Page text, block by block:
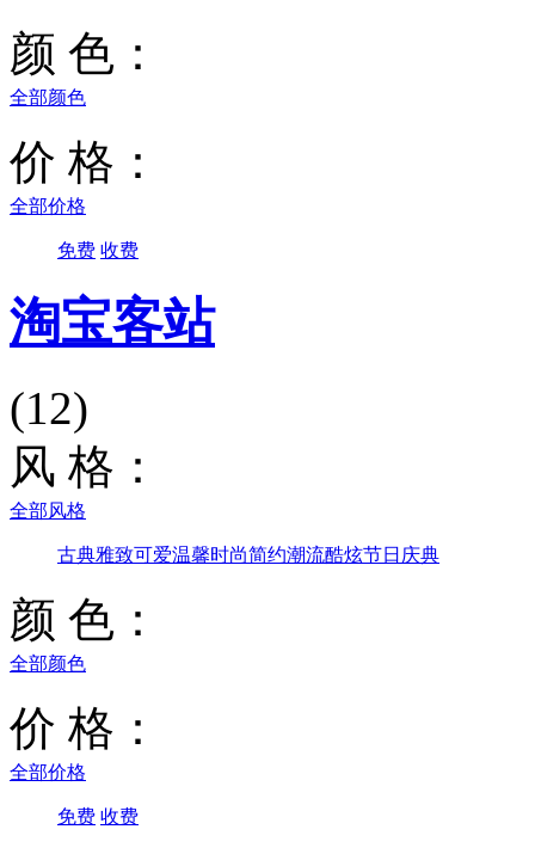
颜 色：
全部颜色
价 格：
全部价格
免费 收费
淘宝客站
(12)
风 格：
全部风格
古典雅致可爱温馨时尚简约潮流酷炫节日庆典
颜 色：
全部颜色
价 格：
全部价格
免费 收费